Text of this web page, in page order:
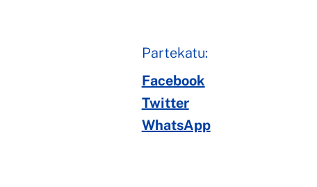
Partekatu:
Facebook
Twitter
WhatsApp